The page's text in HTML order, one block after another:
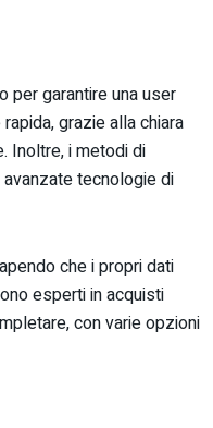
per garantire una user
grazie alla chiara
Inoltre, i metodi di
tecnologie di
che i propri dati
esperti in acquisti
con varie opzioni